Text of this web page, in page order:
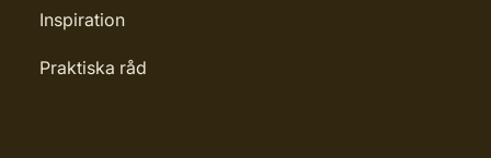
Inspiration
Praktiska råd